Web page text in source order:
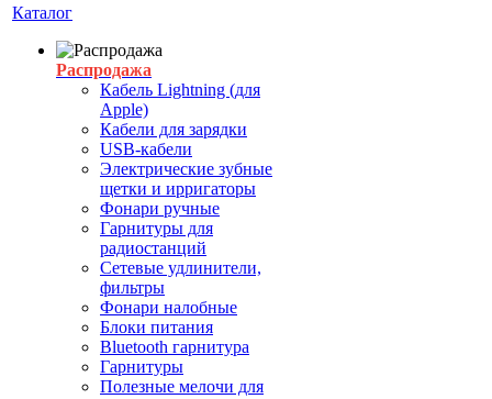
Каталог
Распродажа
Кабель Lightning (для
Apple)
Кабели для зарядки
USB-кабели
Электрические зубные
щетки и ирригаторы
Фонари ручные
Гарнитуры для
радиостанций
Сетевые удлинители,
фильтры
Фонари налобные
Блоки питания
Bluetooth гарнитура
Гарнитуры
Полезные мелочи для